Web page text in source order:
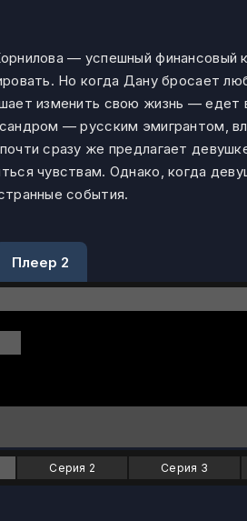
— успешный финансовый
Но когда Дану бросает
изменить свою жизнь — едет
— русским эмигрантом,
сразу же предлагает
чувствам. Однако, когда
события.
Плеер 2
Серия 2 Серия 3